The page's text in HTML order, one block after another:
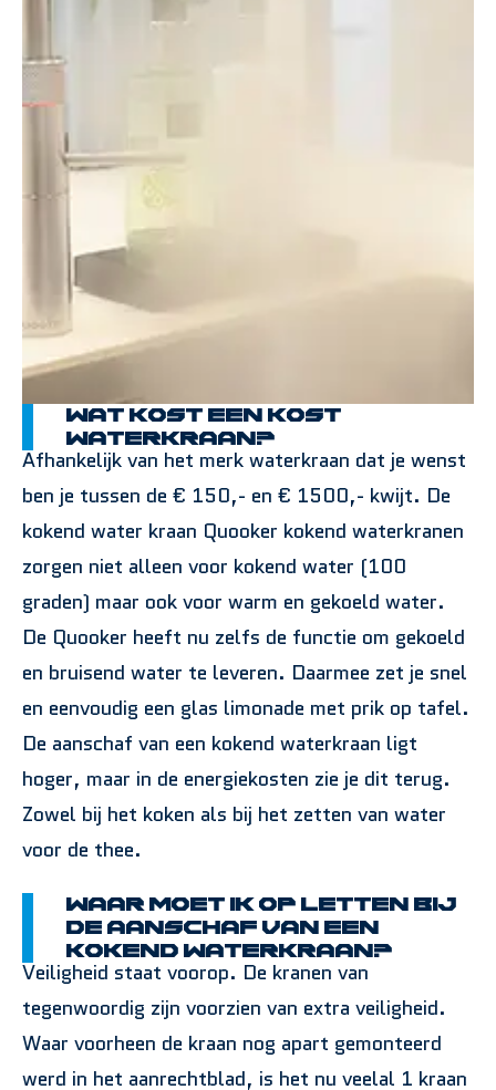
Wat kost een kost
waterkraan?
Afhankelijk van het merk waterkraan dat je wenst
ben je tussen de € 150,- en € 1500,- kwijt. De
kokend water kraan Quooker kokend waterkranen
zorgen niet alleen voor kokend water (100
graden) maar ook voor warm en gekoeld water.
De Quooker heeft nu zelfs de functie om gekoeld
en bruisend water te leveren. Daarmee zet je snel
en eenvoudig een glas limonade met prik op tafel.
De aanschaf van een kokend waterkraan ligt
hoger, maar in de energiekosten zie je dit terug.
Zowel bij het koken als bij het zetten van water
voor de thee.
Waar moet ik op letten bij
de aanschaf van een
kokend waterkraan?
Veiligheid staat voorop. De kranen van
tegenwoordig zijn voorzien van extra veiligheid.
Waar voorheen de kraan nog apart gemonteerd
werd in het aanrechtblad, is het nu veelal 1 kraan